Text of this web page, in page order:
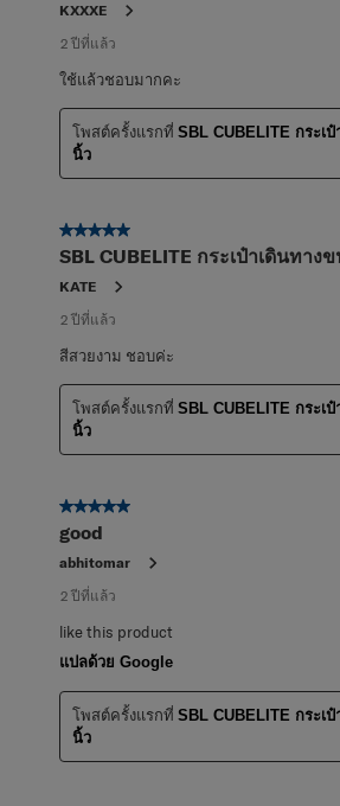
KXXXE
2 ปีที่แล้ว
ใช้แล้วชอบมากคะ
โพสต์ครั้งแรกที่ SBL CUBELITE กระเ
นิ้ว
5 จาก 5 ดาว
SBL CUBELITE กระเป๋าเดินทาง
KATE
2 ปีที่แล้ว
สีสวยงาม ชอบค่ะ
โพสต์ครั้งแรกที่ SBL CUBELITE กระเ
นิ้ว
5 จาก 5 ดาว
good
abhitomar
2 ปีที่แล้ว
like this product
แปลด้วย Google
โพสต์ครั้งแรกที่ SBL CUBELITE กระเ
นิ้ว